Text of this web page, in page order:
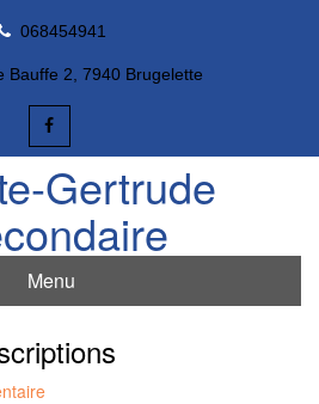
068454941
2, 7940 Brugelette
Gertrude
Menu